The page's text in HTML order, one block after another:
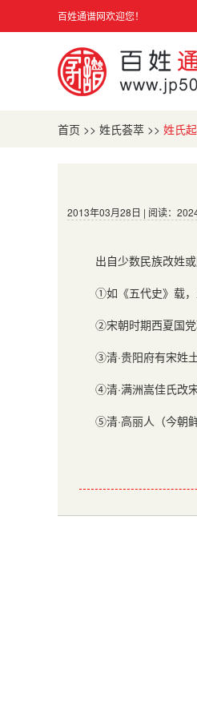
百姓通谱网欢迎您！
首页 >> 姓氏荟萃 >> 姓氏
2013年03月28日 | 阅读：
出自少数民族改姓或
①如《五代史》载，
②宋朝时期西夏国党
③清·贵阳府有宋姓
④清·满洲嵩佳氏改
⑤清·高丽人（今朝